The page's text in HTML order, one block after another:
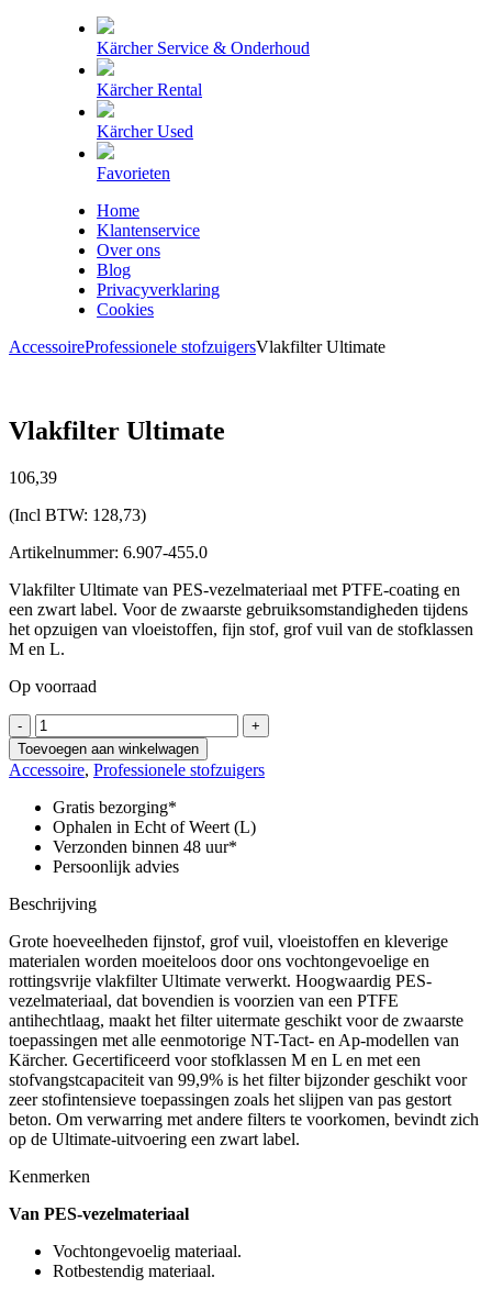
Kärcher Service & Onderhoud
Kärcher Rental
Kärcher Used
Favorieten
Home
Klantenservice
Over ons
Blog
Privacyverklaring
Cookies
AccessoireProfessionele stofzuigersVlakfilter Ultimate
Vlakfilter Ultimate
106,39
(Incl BTW: 128,73)
Artikelnummer: 6.907-455.0
Vlakfilter Ultimate van PES-vezelmateriaal met PTFE-coating en
een zwart label. Voor de zwaarste gebruiksomstandigheden tijdens
het opzuigen van vloeistoffen, fijn stof, grof vuil van de stofklassen
M en L.
Op voorraad
-
Vlakfilter
Ultimate
aantal
+
Toevoegen aan winkelwagen
Accessoire, Professionele stofzuigers
Gratis bezorging*
Ophalen in Echt of Weert (L)
Verzonden binnen 48 uur*
Persoonlijk advies
Beschrijving
Grote hoeveelheden fijnstof, grof vuil, vloeistoffen en kleverige
materialen worden moeiteloos door ons vochtongevoelige en
rottingsvrije vlakfilter Ultimate verwerkt. Hoogwaardig PES-
vezelmateriaal, dat bovendien is voorzien van een PTFE
antihechtlaag, maakt het filter uitermate geschikt voor de zwaarste
toepassingen met alle eenmotorige NT-Tact- en Ap-modellen van
Kärcher. Gecertificeerd voor stofklassen M en L en met een
stofvangstcapaciteit van 99,9% is het filter bijzonder geschikt voor
zeer stofintensieve toepassingen zoals het slijpen van pas gestort
beton. Om verwarring met andere filters te voorkomen, bevindt zich
op de Ultimate-uitvoering een zwart label.
Kenmerken
Van PES-vezelmateriaal
Vochtongevoelig materiaal.
Rotbestendig materiaal.